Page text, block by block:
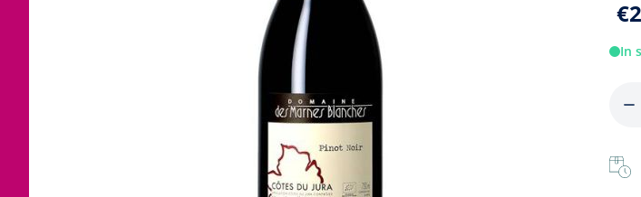
Corsica
Languedoc
In